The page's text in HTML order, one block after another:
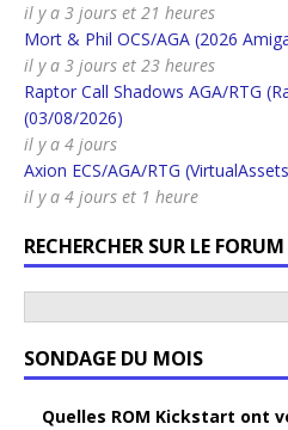
il y a 3 jours et 21 heures
Mort & Phil OCS/AGA (2026
il y a 3 jours et 23 heures
Raptor Call Shadows AGA/RTG
(03/08/2026)
il y a 4 jours
Axion ECS/AGA/RTG
il y a 4 jours et 1 heure
RECHERCHER SUR LE FORUM
SONDAGE DU MOIS
Quelles ROM Kickstart ont